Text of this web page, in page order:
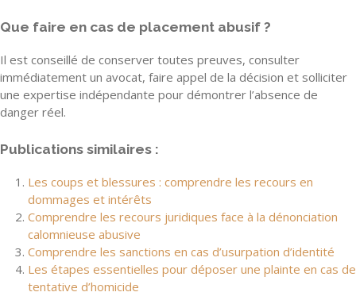
Que faire en cas de placement abusif ?
Il est conseillé de conserver toutes preuves, consulter
immédiatement un avocat, faire appel de la décision et solliciter
une expertise indépendante pour démontrer l’absence de
danger réel.
Publications similaires :
Les coups et blessures : comprendre les recours en
dommages et intérêts
Comprendre les recours juridiques face à la dénonciation
calomnieuse abusive
Comprendre les sanctions en cas d’usurpation d’identité
Les étapes essentielles pour déposer une plainte en cas de
tentative d’homicide